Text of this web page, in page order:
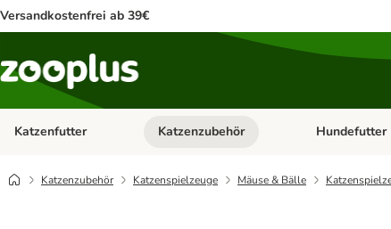
Versandkostenfrei ab 39€
Katzenfutter Kategorie-Menü öffnen: Katzenfutter
Katzenzubehör Kategorie-
Hundefutter
Katzenzubehör Katzenspielzeuge Mäuse & Bälle